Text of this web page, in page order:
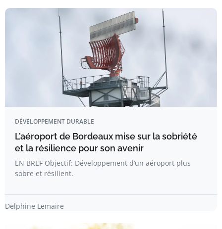
DÉVELOPPEMENT DURABLE
L’aéroport de Bordeaux mise sur la sobriété
et la résilience pour son avenir
EN BREF Objectif: Développement d’un aéroport plus
sobre et résilient.
Delphine Lemaire